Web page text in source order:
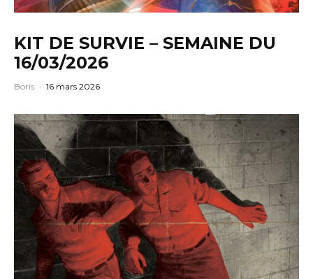
KIT DE SURVIE – SEMAINE DU
16/03/2026
Boris · 16 mars 2026